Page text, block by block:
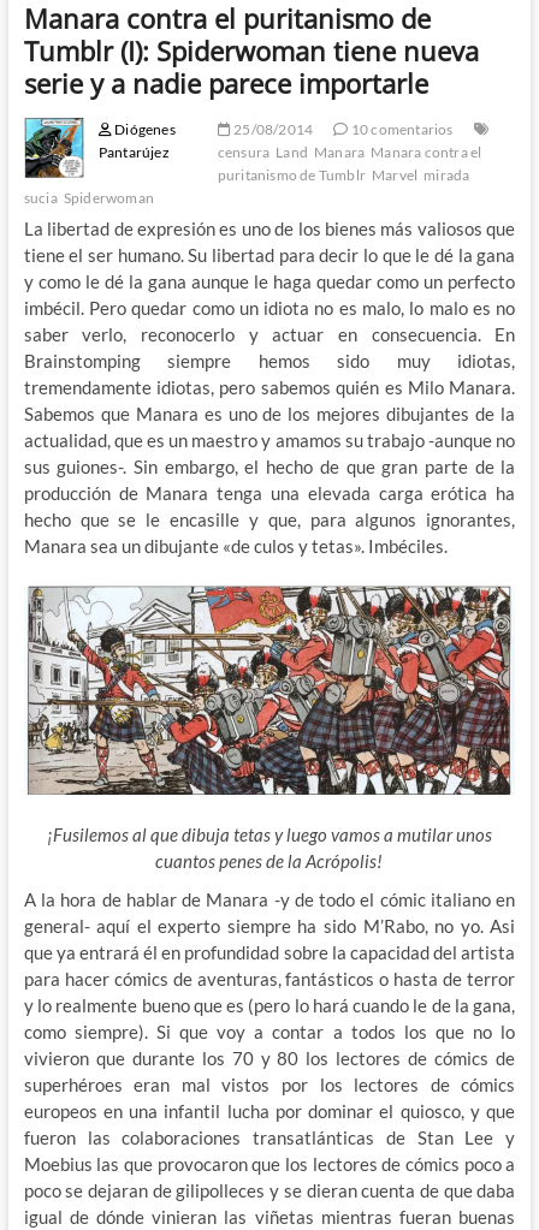
Manara contra el puritanismo de
Tumblr (I): Spiderwoman tiene nueva
serie y a nadie parece importarle
Diógenes
Pantarújez
25/08/2014
10 comentarios
censura Land Manara Manara contra el
puritanismo de Tumblr Marvel mirada
sucia Spiderwoman
La libertad de expresión es uno de los bienes más valiosos que
tiene el ser humano. Su libertad para decir lo que le dé la gana
y como le dé la gana aunque le haga quedar como un perfecto
imbécil. Pero quedar como un idiota no es malo, lo malo es no
saber verlo, reconocerlo y actuar en consecuencia. En
Brainstomping siempre hemos sido muy idiotas,
tremendamente idiotas, pero sabemos quién es Milo Manara.
Sabemos que Manara es uno de los mejores dibujantes de la
actualidad, que es un maestro y amamos su trabajo -aunque no
sus guiones-. Sin embargo, el hecho de que gran parte de la
producción de Manara tenga una elevada carga erótica ha
hecho que se le encasille y que, para algunos ignorantes,
Manara sea un dibujante «de culos y tetas». Imbéciles.
¡Fusilemos al que dibuja tetas y luego vamos a mutilar unos
cuantos penes de la Acrópolis!
A la hora de hablar de Manara -y de todo el cómic italiano en
general- aquí el experto siempre ha sido M’Rabo, no yo. Asi
que ya entrará él en profundidad sobre la capacidad del artista
para hacer cómics de aventuras, fantásticos o hasta de terror
y lo realmente bueno que es (pero lo hará cuando le de la gana,
como siempre). Si que voy a contar a todos los que no lo
vivieron que durante los 70 y 80 los lectores de cómics de
superhéroes eran mal vistos por los lectores de cómics
europeos en una infantil lucha por dominar el quiosco, y que
fueron las colaboraciones transatlánticas de Stan Lee y
Moebius las que provocaron que los lectores de cómics poco a
poco se dejaran de gilipolleces y se dieran cuenta de que daba
igual de dónde vinieran las viñetas mientras fueran buenas